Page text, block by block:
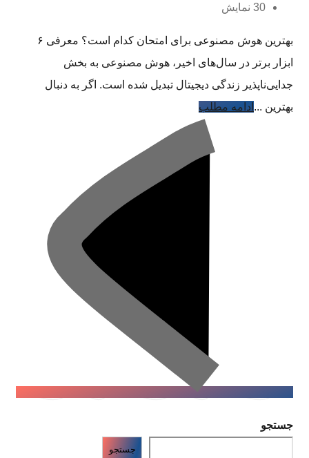
30 نمایش
بهترین هوش مصنوعی برای امتحان کدام است؟ معرفی ۶
ابزار برتر در سال‌های اخیر، هوش مصنوعی به بخش
جدایی‌ناپذیر زندگی دیجیتال تبدیل شده است. اگر به دنبال
بهترین ... ادامه مطلب
جستجو
جستجو